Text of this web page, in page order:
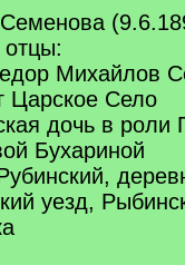
Михайлов
Царское Село
дочь в роли
Бухариной
уезд,